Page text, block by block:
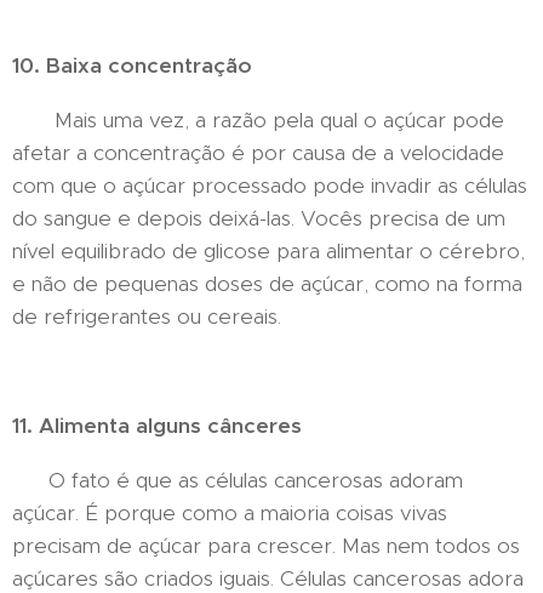
10. Baixa concentração
Mais uma vez, a razão pela qual o açúcar pode
afetar a concentração é por causa de a velocidade
com que o açúcar processado pode invadir as células
do sangue e depois deixá-las. Vocês precisa de um
nível equilibrado de glicose para alimentar o cérebro,
e não de pequenas doses de açúcar, como na forma
de refrigerantes ou cereais.
11. Alimenta alguns cânceres
O fato é que as células cancerosas adoram
açúcar. É porque como a maioria coisas vivas
precisam de açúcar para crescer. Mas nem todos os
açúcares são criados iguais. Células cancerosas adora